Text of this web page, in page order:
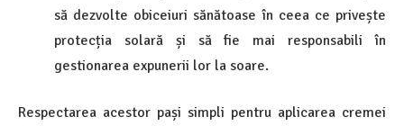
să dezvolte obiceiuri sănătoase în ceea ce privește
protecția solară și să fie mai responsabili în
gestionarea expunerii lor la soare.
Respectarea acestor pași simpli pentru aplicarea cremei